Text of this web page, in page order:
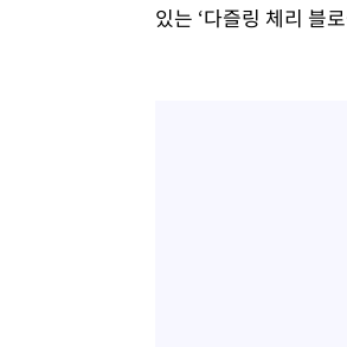
있는 ‘다즐링 체리 블